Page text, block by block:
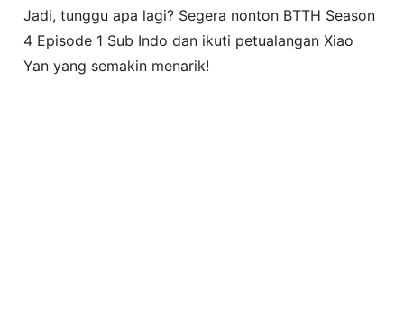
Jadi, tunggu apa lagi? Segera nonton BTTH Season
4 Episode 1 Sub Indo dan ikuti petualangan Xiao
Yan yang semakin menarik!